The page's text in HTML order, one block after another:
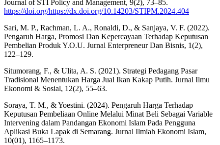
Journal of STI Policy and Management, 9(2), 73–85.
https://doi.org/https://dx.doi.org/10.14203/STIPM.2024.404
Sari, M. P., Rachman, L. A., Ronaldi, D., & Sanjaya, V. F. (2022).
Pengaruh Harga, Promosi Dan Kepercayaan Terhadap Keputusan
Pembelian Produk Y.O.U. Jurnal Enterpreneur Dan Bisnis, 1(2),
122–129.
Situmorang, F., & Ulita, A. S. (2021). Strategi Pedagang Pasar
Tradisional Menentukan Harga Jual Ikan Kakap Putih. Jurnal Ilmu
Ekonomi & Sosial, 12(2), 55–63.
Soraya, T. M., & Yoestini. (2024). Pengaruh Harga Terhadap
Keputusan Pembeliaan Online Melalui Minat Beli Sebagai Variable
Intervening dalam Pandangan Ekonomi Islam Pada Pengguna
Aplikasi Buka Lapak di Semarang. Jurnal Ilmiah Ekonomi Islam,
10(01), 1165–1173.